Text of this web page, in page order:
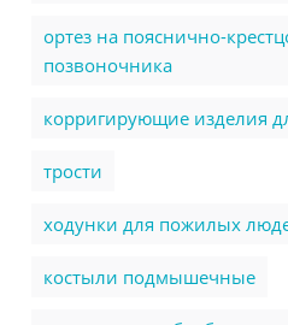
ортез на пояснично-
позвоночника
корригирующие изделия
трости
ходунки для пожилых
костыли подмышечные